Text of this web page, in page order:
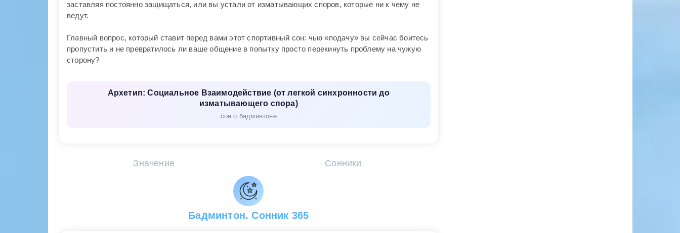
заставляя постоянно защищаться, или вы устали от изматывающих споров, которые ни к чему не
ведут.
Главный вопрос, который ставит перед вами этот спортивный сон: чью «подачу» вы сейчас боитесь
пропустить и не превратилось ли ваше общение в попытку просто перекинуть проблему на чужую
сторону?
Архетип: Социальное Взаимодействие (от легкой синхронности до
изматывающего спора)
сон о бадминтоне
Значение Сонники
Бадминтон. Сонник 365